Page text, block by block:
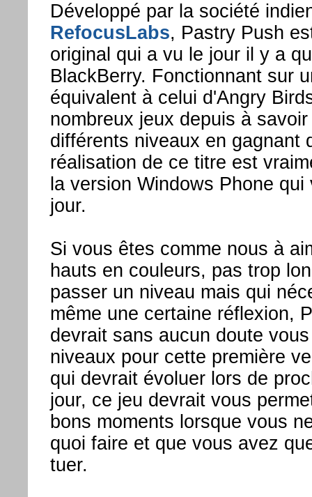
Développé par la société
RefocusLabs, Pastry Push
original qui a vu le jour il y a
BlackBerry. Fonctionnant sur
équivalent à celui d'Angry
nombreux jeux depuis à
différents niveaux en gagnant
réalisation de ce titre est
la version Windows Phone
jour.
Si vous êtes comme nous à
hauts en couleurs, pas trop
passer un niveau mais qui
même une certaine réflexion,
devrait sans aucun doute
niveaux pour cette première
qui devrait évoluer lors de
jour, ce jeu devrait vous
bons moments lorsque vous
quoi faire et que vous avez
tuer.